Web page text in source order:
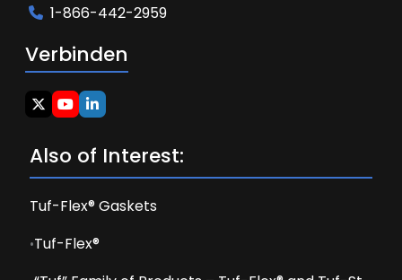
1-866-442-2959
Verbinden
Also of Interest:
Tuf-Flex® Gaskets
Tuf-Flex®